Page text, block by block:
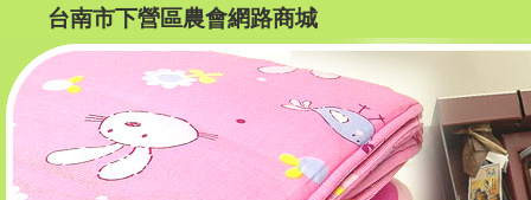
台南市下營區農會網路商城